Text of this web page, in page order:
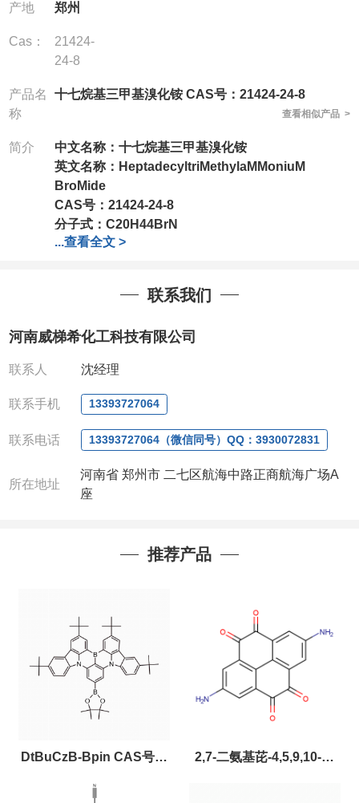
产地 郑州
Cas：
21424-
24-8
产品名
称
十七烷基三甲基溴化铵 CAS号：21424-24-8
查看相似产品 >
简介 中文名称： 十七烷基三甲基溴化铵
英文名称： HeptadecyltriMethylaMMoniuM
BroMide
CAS号： 21424-24-8
分子式： C20H44BrN
分子量：378.47
我司对高校及科研单位先发货和
全额退款,并承担所有运费。电话:0371-
QQ:3930072831
微信 :13393727064
联系人: 沈晓东(欢迎致电,或QQ、微信联系)
...查看全文 >
联系我们
河南威梯希化工科技有限公司
联系人 沈经理
联系手机 13393727064
联系电话 13393727064（微信同号）QQ：3930072831
所在地址
河南省 郑州市 二七区航海中路正商航海广场A
座
推荐产品
DtBuCzB-Bpin CAS号：
2643331-97-7
2,7-二氨基芘-4,5,9,10-四